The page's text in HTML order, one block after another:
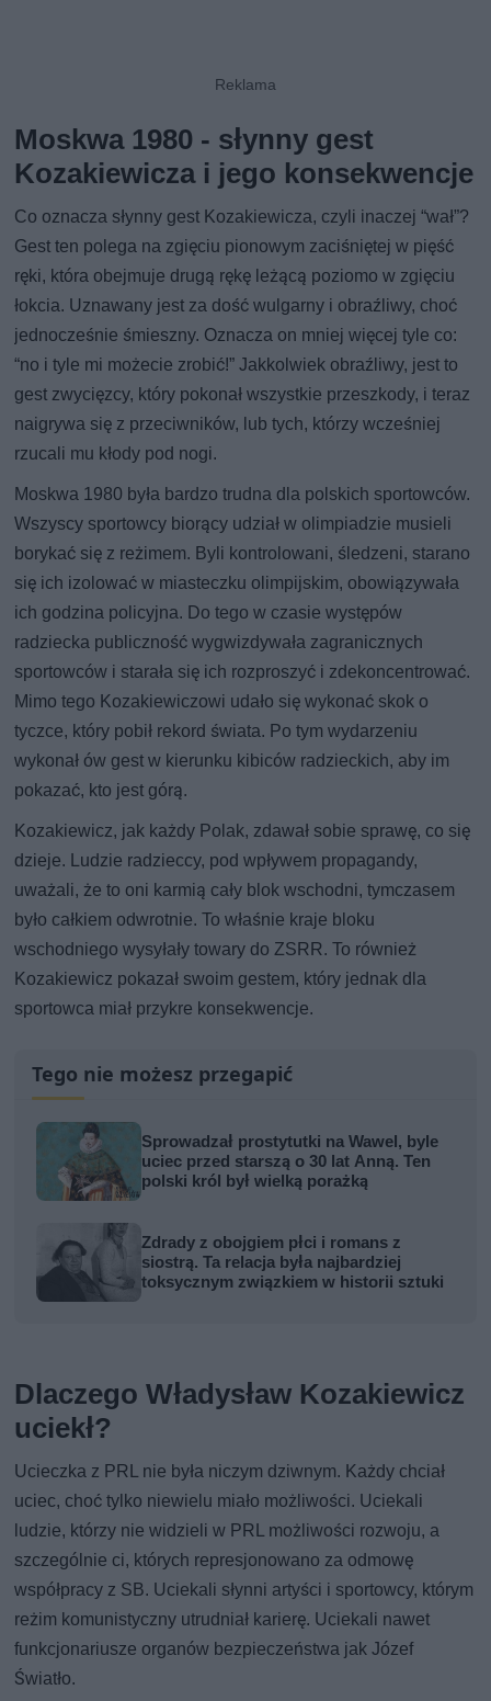
Moskwa 1980 - słynny gest
Kozakiewicza i jego konsekwencje
Co oznacza słynny gest Kozakiewicza, czyli inaczej “wał”?
Gest ten polega na zgięciu pionowym zaciśniętej w pięść
ręki, która obejmuje drugą rękę leżącą poziomo w zgięciu
łokcia. Uznawany jest za dość wulgarny i obraźliwy, choć
jednocześnie śmieszny. Oznacza on mniej więcej tyle co:
“no i tyle mi możecie zrobić!” Jakkolwiek obraźliwy, jest to
gest zwycięzcy, który pokonał wszystkie przeszkody, i teraz
naigrywa się z przeciwników, lub tych, którzy wcześniej
rzucali mu kłody pod nogi.
Moskwa 1980 była bardzo trudna dla polskich sportowców.
Wszyscy sportowcy biorący udział w olimpiadzie musieli
borykać się z reżimem. Byli kontrolowani, śledzeni, starano
się ich izolować w miasteczku olimpijskim, obowiązywała
ich godzina policyjna. Do tego w czasie występów
radziecka publiczność wygwizdywała zagranicznych
sportowców i starała się ich rozproszyć i zdekoncentrować.
Mimo tego Kozakiewiczowi udało się wykonać skok o
tyczce, który pobił rekord świata. Po tym wydarzeniu
wykonał ów gest w kierunku kibiców radzieckich, aby im
pokazać, kto jest górą.
Kozakiewicz, jak każdy Polak, zdawał sobie sprawę, co się
dzieje. Ludzie radzieccy, pod wpływem propagandy,
uważali, że to oni karmią cały blok wschodni, tymczasem
było całkiem odwrotnie. To właśnie kraje bloku
wschodniego wysyłały towary do ZSRR. To również
Kozakiewicz pokazał swoim gestem, który jednak dla
sportowca miał przykre konsekwencje.
Tego nie możesz przegapić
Sprowadzał prostytutki na Wawel, byle
uciec przed starszą o 30 lat Anną. Ten
polski król był wielką porażką
Zdrady z obojgiem płci i romans z
siostrą. Ta relacja była najbardziej
toksycznym związkiem w historii sztuki
Dlaczego Władysław Kozakiewicz
uciekł?
Ucieczka z PRL nie była niczym dziwnym. Każdy chciał
uciec, choć tylko niewielu miało możliwości. Uciekali
ludzie, którzy nie widzieli w PRL możliwości rozwoju, a
szczególnie ci, których represjonowano za odmowę
współpracy z SB. Uciekali słynni artyści i sportowcy, którym
reżim komunistyczny utrudniał karierę. Uciekali nawet
funkcjonariusze organów bezpieczeństwa jak Józef
Światło.